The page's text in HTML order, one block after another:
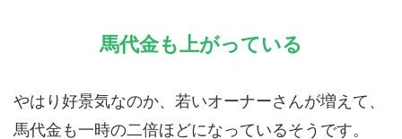
馬代金も上がっている
やはり好景気なのか、若いオーナーさんが増えて、
馬代金も一時の二倍ほどになっているそうです。